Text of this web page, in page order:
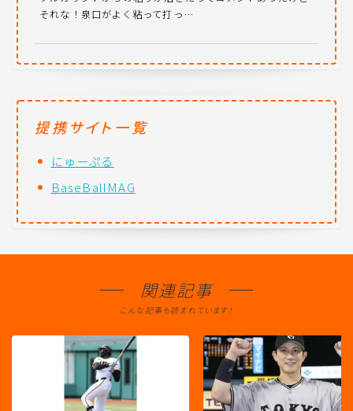
それな！泉口がよく粘って打っ…
提携サイト一覧
にゅーぷる
BaseBallMAG
関連記事
こんな記事も読まれています！